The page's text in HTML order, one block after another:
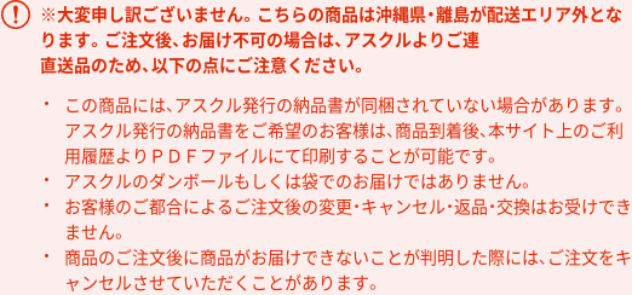
※大変申し訳ございません。こちらの商品は沖縄県・離島が配送エリア外とな
ります。ご注文後、お届け不可の場合は、アスクルよりご連
直送品のため、以下の点にご注意ください。
この商品には、アスクル発行の納品書が同梱されていない場合があります。
アスクル発行の納品書をご希望のお客様は、商品到着後、本サイト上のご利
用履歴よりＰＤＦファイルにて印刷することが可能です。
アスクルのダンボールもしくは袋でのお届けではありません。
お客様のご都合によるご注文後の変更・キャンセル・返品・交換はお受けでき
ません。
商品のご注文後に商品がお届けできないことが判明した際には、ご注文をキ
ャンセルさせていただくことがあります。